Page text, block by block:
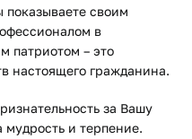
показываете своим
в
патриотом – это
настоящего гражданина.
за Вашу
мудрость и терпение.